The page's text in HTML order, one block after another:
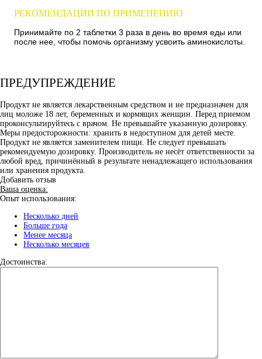
РЕКОМЕНДАЦИИ ПО ПРИМЕНЕНИЮ
Принимайте по 2 таблетки 3 раза в день во время еды или
после нее, чтобы помочь организму усвоить аминокислоты.
ПРЕДУПРЕЖДЕНИЕ
Продукт не является лекарственным средством и не предназначен для
лиц моложе 18 лет, беременных и кормящих женщин. Перед приемом
проконсультируйтесь с врачом. Не превышайте указанную дозировку.
Меры предосторожности: хранить в недоступном для детей месте.
Продукт не является заменителем пищи. Не следует превышать
рекомендуемую дозировку. Производитель не несёт ответственности за
любой вред, причинённый в результате ненадлежащего использования
или хранения продукта.
Добавить отзыв
Ваша оценка:
Опыт использования:
Несколько дней
Больше года
Менее месяца
Несколько месяцев
Достоинства: